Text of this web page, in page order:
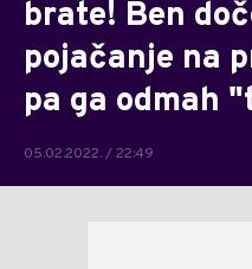
brate! Ben
pojačanje na
pa ga odmah
05.02.2022. / 22:49